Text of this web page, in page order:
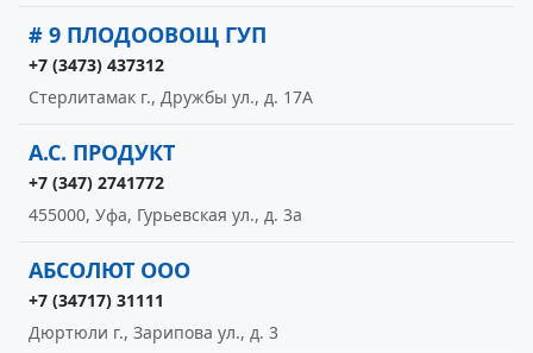
# 9 ПЛОДООВОЩ ГУП
+7 (3473) 437312
Стерлитамак г., Дружбы ул., д. 17А
А.С. ПРОДУКТ
+7 (347) 2741772
455000, Уфа, Гурьевская ул., д. 3а
АБСОЛЮТ ООО
+7 (34717) 31111
Дюртюли г., Зарипова ул., д. 3